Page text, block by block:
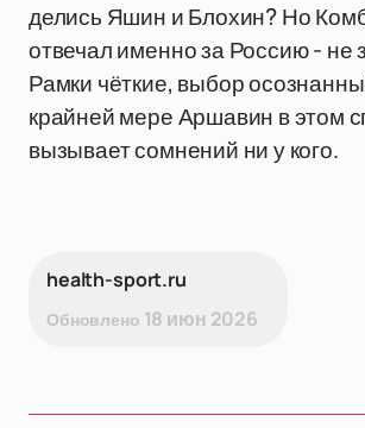
делись Яшин и Блохин? Но
отвечал именно за Россию -
Рамки чёткие, выбор
крайней мере Аршавин в этом
вызывает сомнений ни у кого.
health-sport.ru
Обновлено 18 июн 2026